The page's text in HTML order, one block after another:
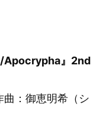
Apocrypha』2nd
御恵明希（シ